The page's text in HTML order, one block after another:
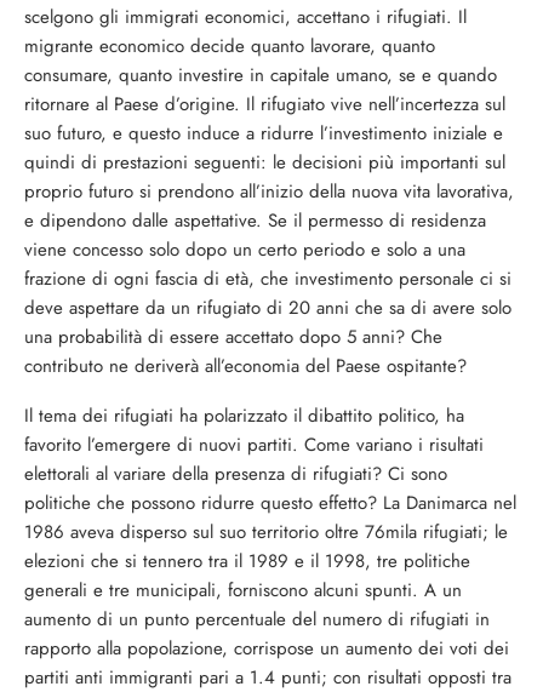
scelgono gli immigrati economici, accettano i rifugiati. Il
migrante economico decide quanto lavorare, quanto
consumare, quanto investire in capitale umano, se e quando
ritornare al Paese d’origine. Il rifugiato vive nell’incertezza sul
suo futuro, e questo induce a ridurre l’investimento iniziale e
quindi di prestazioni seguenti: le decisioni più importanti sul
proprio futuro si prendono all’inizio della nuova vita lavorativa,
e dipendono dalle aspettative. Se il permesso di residenza
viene concesso solo dopo un certo periodo e solo a una
frazione di ogni fascia di età, che investimento personale ci si
deve aspettare da un rifugiato di 20 anni che sa di avere solo
una probabilità di essere accettato dopo 5 anni? Che
contributo ne deriverà all’economia del Paese ospitante?
Il tema dei rifugiati ha polarizzato il dibattito politico, ha
favorito l’emergere di nuovi partiti. Come variano i risultati
elettorali al variare della presenza di rifugiati? Ci sono
politiche che possono ridurre questo effetto? La Danimarca nel
1986 aveva disperso sul suo territorio oltre 76mila rifugiati; le
elezioni che si tennero tra il 1989 e il 1998, tre politiche
generali e tre municipali, forniscono alcuni spunti. A un
aumento di un punto percentuale del numero di rifugiati in
rapporto alla popolazione, corrispose un aumento dei voti dei
partiti anti immigranti pari a 1.4 punti; con risultati opposti tra